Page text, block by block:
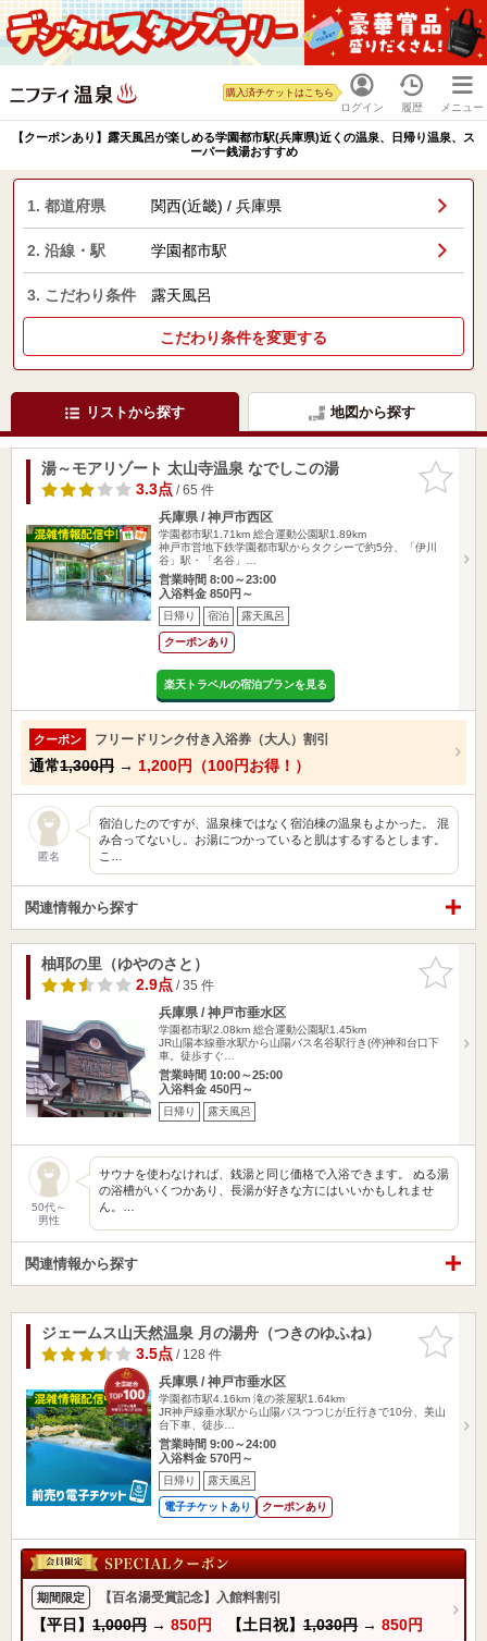
ログイン
購入済チケットはこちら
履歴 メニュー
【クーポンあり】露天風呂が楽しめる学園都市駅(兵庫県)近くの温泉、日帰り温泉、ス
ーパー銭湯おすすめ
1. 都道府県 関西(近畿) / 兵庫県
2. 沿線・駅 学園都市駅
3. こだわり条件 露天風呂
こだわり条件を変更する
リストから探す 地図から探す
お気に入
りに追加
湯～モアリゾート 太山寺温泉 なでしこの湯
3.3点/ 65 件
兵庫県 / 神戸市西区
学園都市駅1.71km 総合運動公園駅1.89km
神戸市営地下鉄学園都市駅からタクシーで約5分、「伊川
谷」駅・「名谷」…
営業時間 8:00～23:00
入浴料金 850円～
日帰り 宿泊 露天風呂
クーポンあり
楽天トラベルの宿泊プランを見る
クーポン フリードリンク付き入浴券（大人）割引
通常1,300円 → 1,200円（100円お得！）
匿名
宿泊したのですが、温泉棟ではなく宿泊棟の温泉もよかった。 混
み合ってないし。お湯につかっていると肌はするするとします。
こ…
関連情報から探す
お気に入
りに追加
柚耶の里（ゆやのさと）
2.9点/ 35 件
兵庫県 / 神戸市垂水区
学園都市駅2.08km 総合運動公園駅1.45km
JR山陽本線垂水駅から山陽バス名谷駅行き(停)神和台口下
車。徒歩すぐ…
営業時間 10:00～25:00
入浴料金 450円～
日帰り 露天風呂
50代～
男性
サウナを使わなければ、銭湯と同じ価格で入浴できます。 ぬる湯
の浴槽がいくつかあり、長湯が好きな方にはいいかもしれませ
ん。…
関連情報から探す
お気に入
りに追加
ジェームス山天然温泉 月の湯舟（つきのゆふね）
3.5点/ 128 件
兵庫県 / 神戸市垂水区
学園都市駅4.16km 滝の茶屋駅1.64km
JR神戸線垂水駅から山陽バスつつじが丘行きで10分、美山
台下車、徒歩…
営業時間 9:00～24:00
入浴料金 570円～
日帰り 露天風呂
電子チケットあり クーポンあり
期間限定 【百名湯受賞記念】入館料割引
【平日】 1,000円 → 850円 【土日祝】 1,030円 → 850円